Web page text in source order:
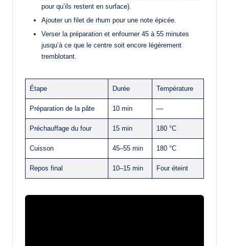
pour qu’ils restent en surface).
Ajouter un filet de rhum pour une note épicée.
Verser la préparation et enfourner 45 à 55 minutes
jusqu’à ce que le centre soit encore légèrement
tremblotant.
Étape Durée Température
Préparation de la pâte 10 min —
Préchauffage du four 15 min 180 °C
Cuisson 45–55 min 180 °C
Repos final 10–15 min Four éteint